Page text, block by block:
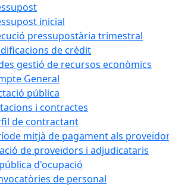
inicial
pressupostària trimestral
de crèdit
gestió de recursos econòmics
General
pública
i contractes
de contractant
mitjà de pagament als
de proveïdors i adjudicataris
d'ocupació
de personal